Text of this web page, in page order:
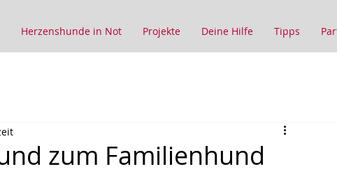
Herzenshunde in Not Projekte Deine Hilfe Tipps
zum Familienhund